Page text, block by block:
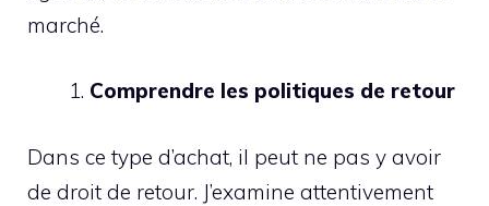
marché.
Comprendre les politiques de retour
Dans ce type d’achat, il peut ne pas y avoir
de droit de retour. J’examine attentivement